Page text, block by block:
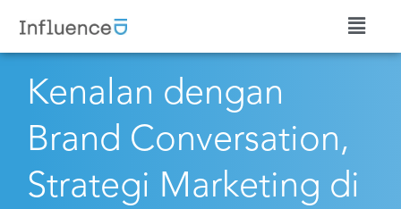
Kenalan dengan
Brand Conversation,
Strategi Marketing di